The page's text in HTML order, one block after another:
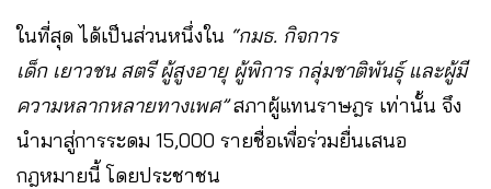
ในที่สุด ได้เป็นส่วนหนึ่งใน “กมธ. กิจการ
เด็ก เยาวชน สตรี ผู้สูงอายุ ผู้พิการ กลุ่มชาติพันธุ์ และผู้มี
ความหลากหลายทางเพศ”สภาผู้แทนราษฎร เท่านั้น จึง
นำมาสู่การระดม 15,000 รายชื่อเพื่อร่วมยื่นเสนอ
กฎหมายนี้ โดยประชาชน